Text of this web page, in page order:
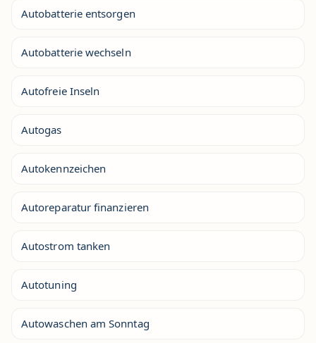
Autobatterie entsorgen
Autobatterie wechseln
Autofreie Inseln
Autogas
Autokennzeichen
Autoreparatur finanzieren
Autostrom tanken
Autotuning
Autowaschen am Sonntag